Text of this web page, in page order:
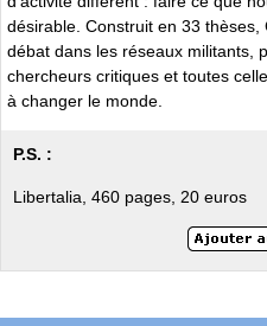
désirable. Construit en 33
débat dans les réseaux militants,
chercheurs critiques et toutes
à changer le monde.
P.S. :
Libertalia, 460 pages, 20 euros